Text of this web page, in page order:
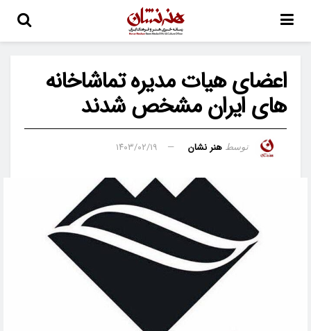
اعضای هیات مدیره تماشاخانه
های ایران مشخص شدند
توسط هنر نشان ۱۴۰۳/۰۲/۱۹